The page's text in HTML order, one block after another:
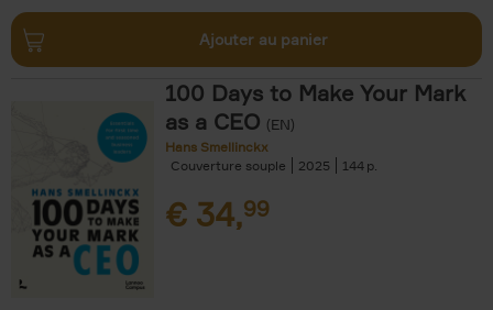
Ajouter au panier
100 Days to Make Your Mark
as a CEO (EN)
Hans Smellinckx
Couverture souple
2025 144
€ 34,99